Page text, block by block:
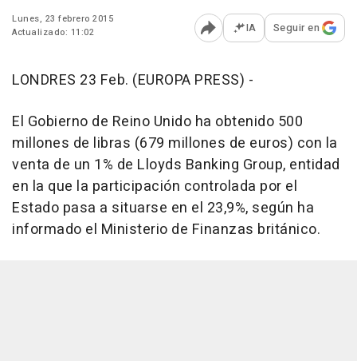
Lunes, 23 febrero 2015
Actualizado: 11:02
Abrir opciones para
IA Seguir en
LONDRES 23 Feb. (EUROPA PRESS) -
El Gobierno de Reino Unido ha obtenido 500
millones de libras (679 millones de euros) con la
venta de un 1% de Lloyds Banking Group, entidad
en la que la participación controlada por el
Estado pasa a situarse en el 23,9%, según ha
informado el Ministerio de Finanzas británico.